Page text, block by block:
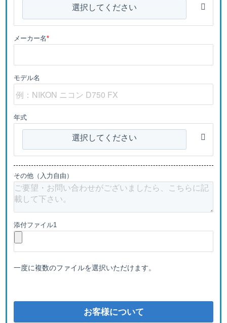
選択してください
メーカー名*
モデル名
年式
選択してください
その他（入力自由）
添付ファイル1
一度に複数のファイルを選択いただけます。
お客様について